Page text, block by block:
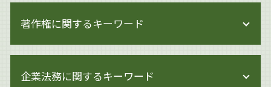
著作権に関するキーワード
著作権侵害 知らずに
企業法務に関するキーワード